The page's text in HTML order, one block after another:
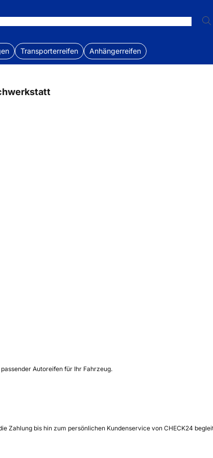
Transporterreifen Anhängerreifen
Autoreifen für Ihr Fahrzeug.
Zahlung bis hin zum persönlichen Kundenservice von CHECK24